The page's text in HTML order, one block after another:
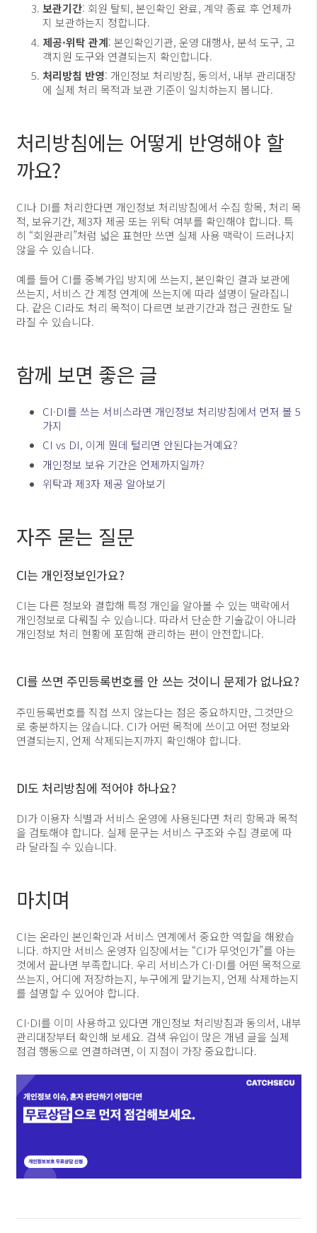
보관기간: 회원 탈퇴, 본인확인 완료, 계약 종료 후 언제까
지 보관하는지 정합니다.
제공·위탁 관계: 본인확인기관, 운영 대행사, 분석 도구, 고
객지원 도구와 연결되는지 확인합니다.
처리방침 반영: 개인정보 처리방침, 동의서, 내부 관리대장
에 실제 처리 목적과 보관 기준이 일치하는지 봅니다.
처리방침에는 어떻게 반영해야 할
까요?
CI나 DI를 처리한다면 개인정보 처리방침에서 수집 항목, 처리 목
적, 보유기간, 제3자 제공 또는 위탁 여부를 확인해야 합니다. 특
히 “회원관리”처럼 넓은 표현만 쓰면 실제 사용 맥락이 드러나지
않을 수 있습니다.
예를 들어 CI를 중복가입 방지에 쓰는지, 본인확인 결과 보관에
쓰는지, 서비스 간 계정 연계에 쓰는지에 따라 설명이 달라집니
다. 같은 CI라도 처리 목적이 다르면 보관기간과 접근 권한도 달
라질 수 있습니다.
함께 보면 좋은 글
CI·DI를 쓰는 서비스라면 개인정보 처리방침에서 먼저 볼 5
가지
CI vs DI, 이게 뭔데 털리면 안된다는거예요?
개인정보 보유 기간은 언제까지일까?
위탁과 제3자 제공 알아보기
자주 묻는 질문
CI는 개인정보인가요?
CI는 다른 정보와 결합해 특정 개인을 알아볼 수 있는 맥락에서
개인정보로 다뤄질 수 있습니다. 따라서 단순한 기술값이 아니라
개인정보 처리 현황에 포함해 관리하는 편이 안전합니다.
CI를 쓰면 주민등록번호를 안 쓰는 것이니 문제가 없나요?
주민등록번호를 직접 쓰지 않는다는 점은 중요하지만, 그것만으
로 충분하지는 않습니다. CI가 어떤 목적에 쓰이고 어떤 정보와
연결되는지, 언제 삭제되는지까지 확인해야 합니다.
DI도 처리방침에 적어야 하나요?
DI가 이용자 식별과 서비스 운영에 사용된다면 처리 항목과 목적
을 검토해야 합니다. 실제 문구는 서비스 구조와 수집 경로에 따
라 달라질 수 있습니다.
마치며
CI는 온라인 본인확인과 서비스 연계에서 중요한 역할을 해왔습
니다. 하지만 서비스 운영자 입장에서는 “CI가 무엇인가”를 아는
것에서 끝나면 부족합니다. 우리 서비스가 CI·DI를 어떤 목적으로
쓰는지, 어디에 저장하는지, 누구에게 맡기는지, 언제 삭제하는지
를 설명할 수 있어야 합니다.
CI·DI를 이미 사용하고 있다면 개인정보 처리방침과 동의서, 내부
관리대장부터 확인해 보세요. 검색 유입이 많은 개념 글을 실제
점검 행동으로 연결하려면, 이 지점이 가장 중요합니다.